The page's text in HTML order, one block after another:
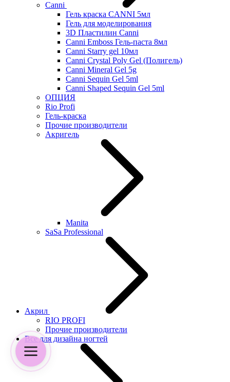
Canni
Гель краска CANNI 5мл
Гель для моделирования
3D Пластилин Canni
Canni Emboss Гель-паста 8мл
Canni Starry gel 10мл
Canni Crystal Poly Gel (Полигель)
Canni Mineral Gel 5g
Canni Sequin Gel 5ml
Canni Shaped Sequin Gel 5ml
ОПЦИЯ
Rio Profi
Гель-краска
Прочие производители
Акригель
Manita
SaSa Professional
Акрил
RIO PROFI
Прочие производители
Все для дизайна ногтей